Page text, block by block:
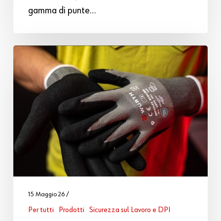
gamma di punte…
15 Maggio 26
Per tutti Prodotti Sicurezza sul Lavoro e DPI